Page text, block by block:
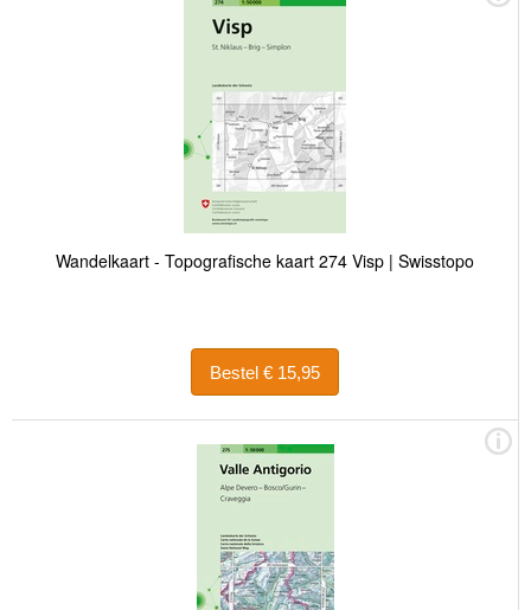
Wandelkaart - Topografische kaart 274 Visp | Swisstopo
Bestel € 15,95